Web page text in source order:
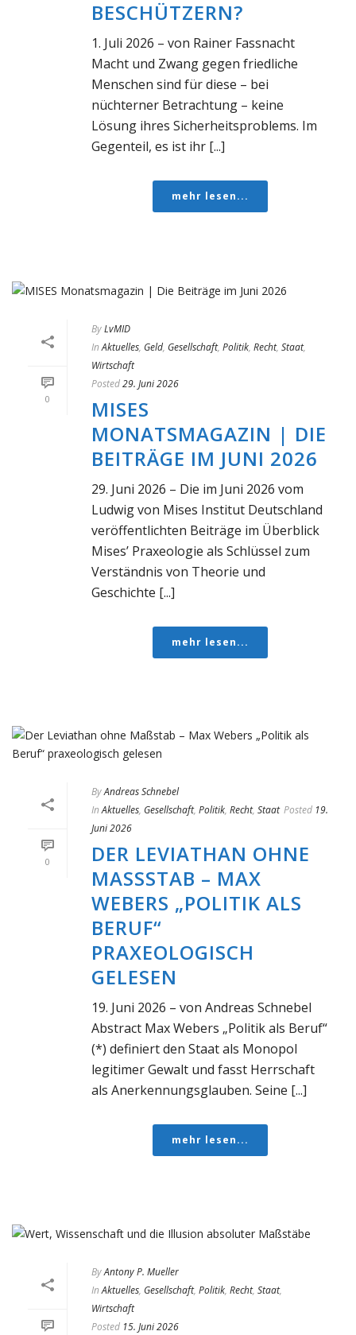
BESCHÜTZERN?
1. Juli 2026 – von Rainer Fassnacht
Macht und Zwang gegen friedliche
Menschen sind für diese – bei
nüchterner Betrachtung – keine
Lösung ihres Sicherheitsproblems. Im
Gegenteil, es ist ihr [...]
mehr lesen...
0
ByLvMID
In Aktuelles, Geld, Gesellschaft, Politik, Recht, Staat,
Wirtschaft
Posted29. Juni 2026
MISES
MONATSMAGAZIN | DIE
BEITRÄGE IM JUNI 2026
29. Juni 2026 – Die im Juni 2026 vom
Ludwig von Mises Institut Deutschland
veröffentlichten Beiträge im Überblick
Mises’ Praxeologie als Schlüssel zum
Verständnis von Theorie und
Geschichte [...]
mehr lesen...
0
ByAndreas Schnebel
In Aktuelles, Gesellschaft, Politik, Recht, Staat Posted 19.
Juni 2026
DER LEVIATHAN OHNE
MASSSTAB – MAX W
EBERS „POLITIK ALS B
ERUF“ P
RAXEOLOGISCH G
ELESEN
19. Juni 2026 – von Andreas Schnebel
Abstract Max Webers „Politik als Beruf“
(*) definiert den Staat als Monopol
legitimer Gewalt und fasst Herrschaft
als Anerkennungsglauben. Seine [...]
mehr lesen...
ByAntony P. Mueller
In Aktuelles, Gesellschaft, Politik, Recht, Staat,
Wirtschaft
Posted 15. Juni 2026